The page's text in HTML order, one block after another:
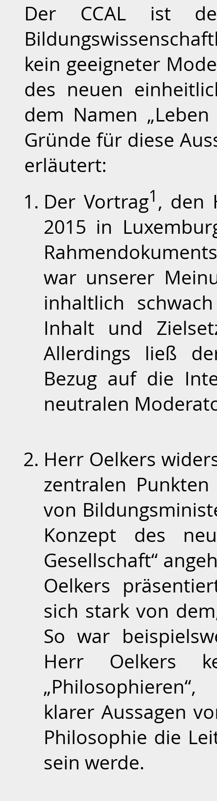
Der CCAL ist
kein geeigneter
des neuen
dem Namen
Gründe für diese
erläutert:
Der Vortrag1 , den
2015 in
war unserer
inhaltlich
Inhalt und
Allerdings ließ
Bezug auf die
neutralen
Herr Oelkers
zentralen
von
Konzept des
Gesellschaft“
Oelkers
sich stark von
So war
Herr Oelkers
klarer Aussagen
Philosophie die
sein werde.